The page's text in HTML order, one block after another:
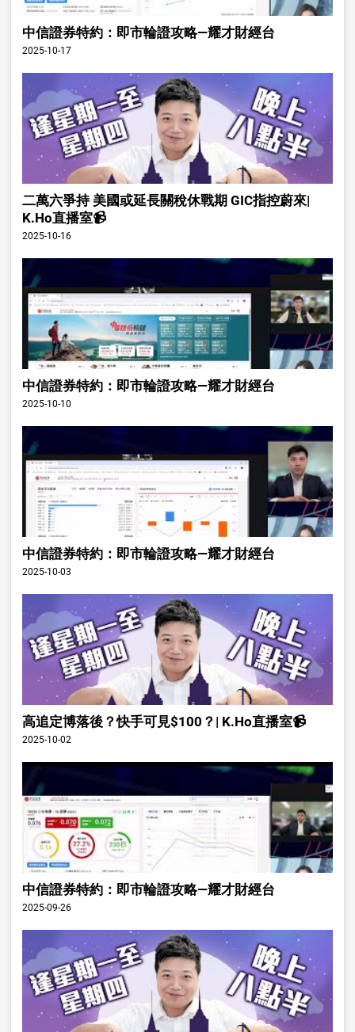
中信證券特約：即市輪證攻略—耀才財經台
2025-10-17
二萬六爭持 美國或延長關稅休戰期 GIC指控蔚來|
K.Ho直播室📹
2025-10-16
中信證券特約：即市輪證攻略—耀才財經台
2025-10-10
中信證券特約：即市輪證攻略—耀才財經台
2025-10-03
高追定博落後？快手可見$100？| K.Ho直播室📹
2025-10-02
中信證券特約：即市輪證攻略—耀才財經台
2025-09-26